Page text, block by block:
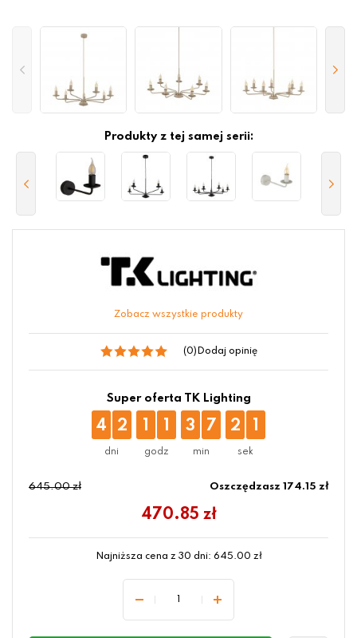
Produkty z tej samej serii:
Zobacz wszystkie produkty
(0) Dodaj opinię
Super oferta TK Lighting
4 2 1 1 3 7 2 1
645.00 zł Oszczędzasz 174.15 zł
470.85 zł
Najniższa cena z 30 dni: 645.00 zł